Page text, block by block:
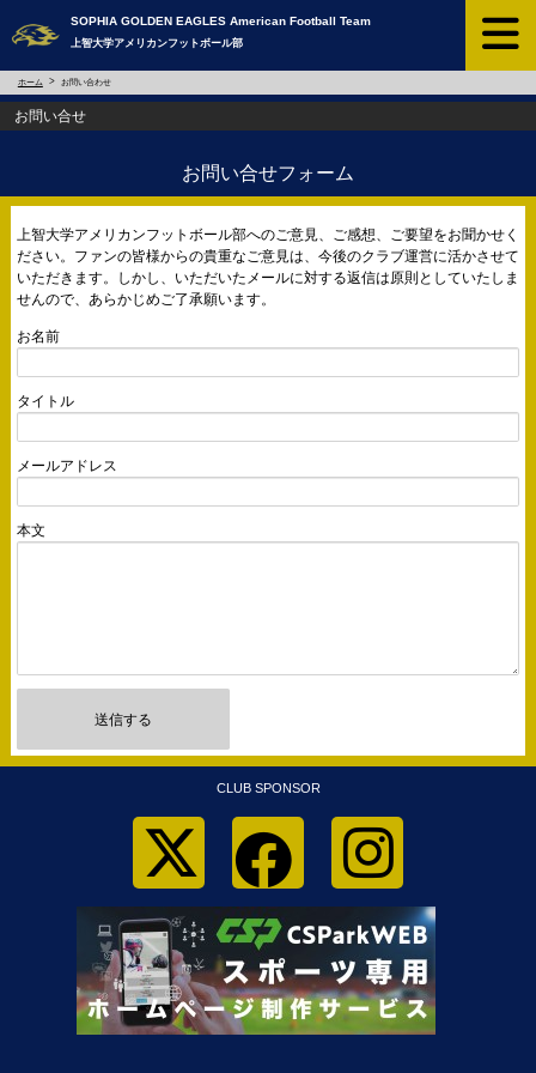
SOPHIA GOLDEN EAGLES ​American Football Team
上智大学アメリカンフットボール部
ホーム お問い合わせ
お問い合せ
お問い合せフォーム
上智大学アメリカンフットボール部へのご意見、ご感想、ご要望をお聞かせく
ださい。ファンの皆様からの貴重なご意見は、今後のクラブ運営に活かさせて
いただきます。しかし、いただいたメールに対する返信は原則としていたしま
せんので、あらかじめご了承願います。
お名前
タイトル
メールアドレス
本文
送信する
CLUB SPONSOR